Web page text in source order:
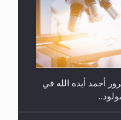
أحمد أيده الله في